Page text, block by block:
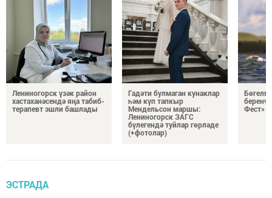
Лениногорск үзәк район
хастаханәсендә яңа табиб-
терапевт эшли башлады
Гадәти булмаган кунаклар
һәм күп тапкыр
Мендельсон маршы:
Лениногорск ЗАГС
бүлегендә туйлар гөрләде
(+фотолар)
Фест»
ЭСТРАДА